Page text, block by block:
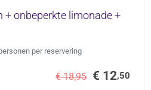
+ onbeperkte limonade +
per reservering
€ 18,95 € 12,50